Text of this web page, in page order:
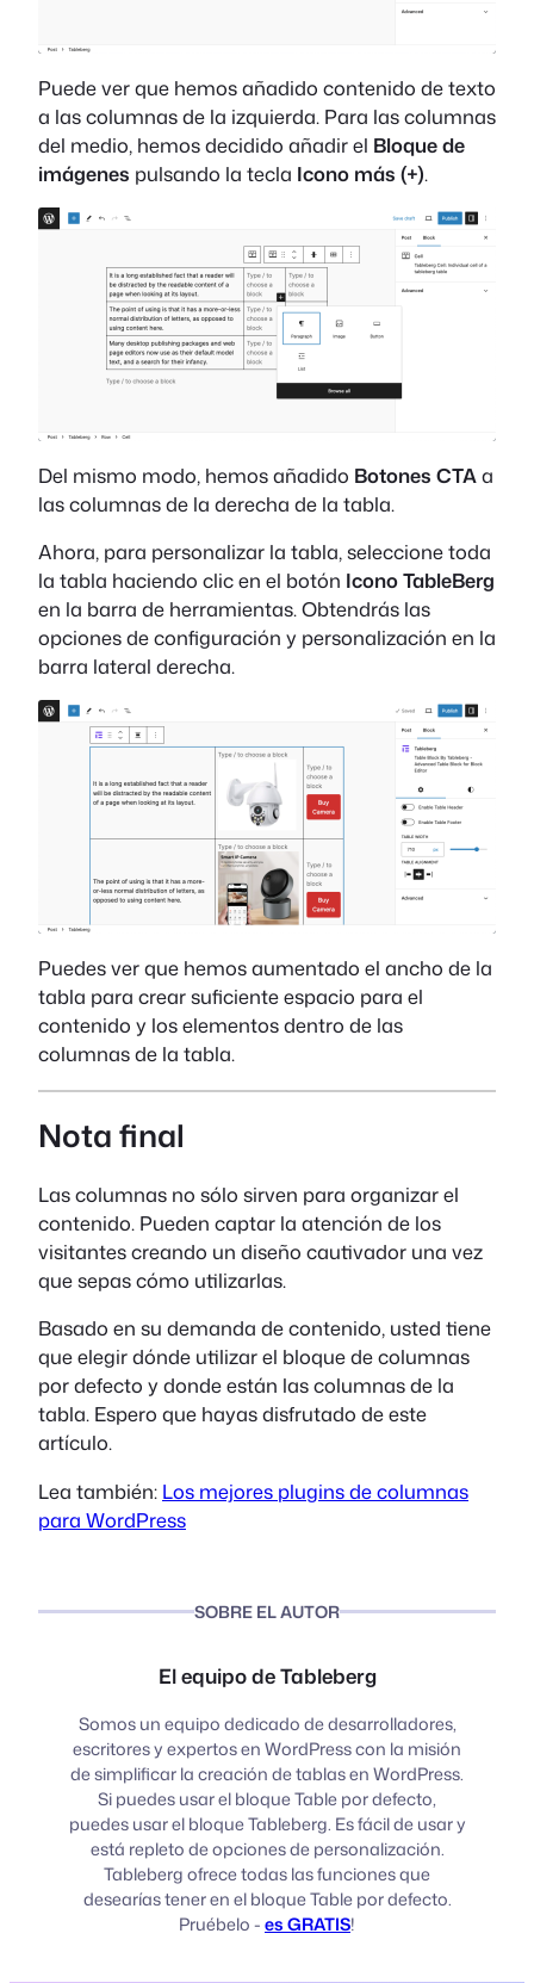
Puede ver que hemos añadido contenido de texto
a las columnas de la izquierda. Para las columnas
del medio, hemos decidido añadir el Bloque de
imágenes pulsando la tecla Icono más (+).
Del mismo modo, hemos añadido Botones CTA a
las columnas de la derecha de la tabla.
Ahora, para personalizar la tabla, seleccione toda
la tabla haciendo clic en el botón Icono TableBerg
en la barra de herramientas. Obtendrás las
opciones de configuración y personalización en la
barra lateral derecha.
Puedes ver que hemos aumentado el ancho de la
tabla para crear suficiente espacio para el
contenido y los elementos dentro de las
columnas de la tabla.
Nota final
Las columnas no sólo sirven para organizar el
contenido. Pueden captar la atención de los
visitantes creando un diseño cautivador una vez
que sepas cómo utilizarlas.
Basado en su demanda de contenido, usted tiene
que elegir dónde utilizar el bloque de columnas
por defecto y donde están las columnas de la
tabla. Espero que hayas disfrutado de este
artículo.
Lea también: Los mejores plugins de columnas
para WordPress
SOBRE EL AUTOR
El equipo de Tableberg
Somos un equipo dedicado de desarrolladores,
escritores y expertos en WordPress con la misión
de simplificar la creación de tablas en WordPress.
Si puedes usar el bloque Table por defecto,
puedes usar el bloque Tableberg. Es fácil de usar y
está repleto de opciones de personalización.
Tableberg ofrece todas las funciones que
desearías tener en el bloque Table por defecto.
Pruébelo -es GRATIS!